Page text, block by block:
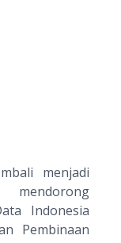
menjadi
Indonesia
Pembinaan